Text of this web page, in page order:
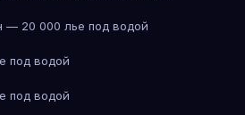
20 000 лье под водой
под водой
под водой